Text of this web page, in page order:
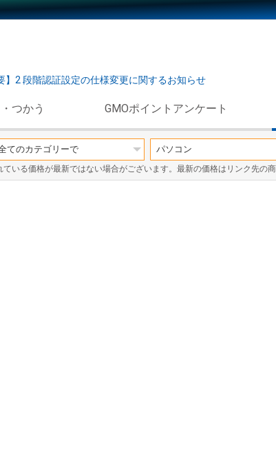
】2 段階認証設定の仕様変更に関するお知らせ
つかう GMOポイントアンケート
ている価格が最新ではない場合がございます。最新の価格はリンク先の